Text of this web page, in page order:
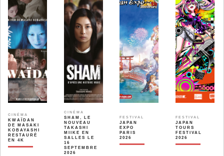
CINÉMA
KWAÏDAN
DE MASAKI
KOBAYASHI
RESTAURÉ
EN 4K
CINÉMA
SHAM, LE
NOUVEAU
TAKASHI
MIIKE EN
SALLES LE
16
SEPTEMBRE
2026
FESTIVAL
JAPAN
EXPO
PARIS
2026
FESTIVAL
JAPAN
TOURS
FESTIVAL
2026